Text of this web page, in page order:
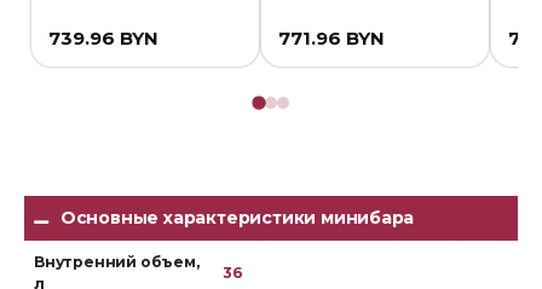
739.96 BYN 771.96 BYN
Основные характеристики минибара
Внутренний объем,
л
36